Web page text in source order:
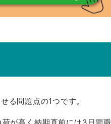
る問題点の1つです。